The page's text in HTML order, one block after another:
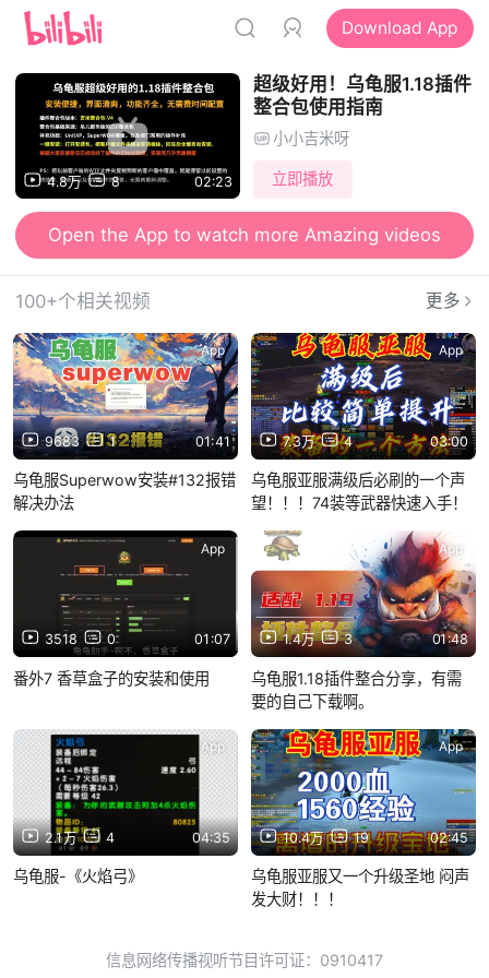
Download App
4.8万 8 02:23
超级好用！乌龟服1.18插件
整合包使用指南
小小吉米呀
立即播放
Open the App to watch more Amazing videos
100+个相关视频 更多
9683 1 01:41
App
乌龟服Superwow安装#132报错
解决办法
7.3万 4 03:00
App
乌龟服亚服满级后必刷的一个声
望！！！74装等武器快速入手！
3518 0 01:07
App
番外7 香草盒子的安装和使用
1.4万 3 01:48
App
乌龟服1.18插件整合分享，有需
要的自己下载啊。
2.1万 4 04:35
App
乌龟服-《火焰弓》
10.4万 19 02:45
App
乌龟服亚服又一个升级圣地 闷声
发大财！！！
信息网络传播视听节目许可证：0910417